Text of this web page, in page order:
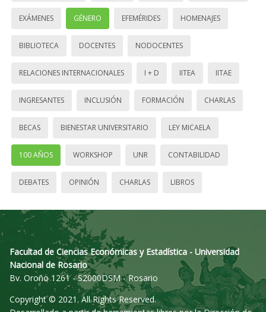
EXÁMENES GÉNERO EFEMÉRIDES HOMENAJES
BIBLIOTECA DOCENTES NODOCENTES
RELACIONES INTERNACIONALES I + D IITEA IITAE
INGRESANTES INCLUSIÓN FORMACIÓN CHARLAS
BECAS BIENESTAR UNIVERSITARIO LEY MICAELA
100 AÑOS WORKSHOP UNR CONTABILIDAD
DEBATES OPINIÓN CHARLAS LIBROS
Facultad de Ciencias Económicas y Estadística - Universidad
Nacional de Rosario
Bv. Oroño 1261 - S2000DSM - Rosario
Copyright © 2021. All Rights Reserved.